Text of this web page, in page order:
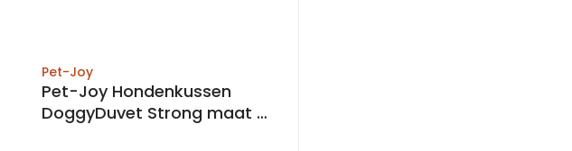
Pet-Joy
Pet-Joy Hondenkussen
DoggyDuvet Strong maat L